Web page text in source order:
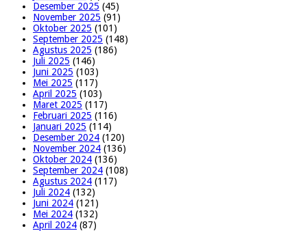
Desember 2025 (45)
November 2025 (91)
Oktober 2025 (101)
September 2025 (148)
Agustus 2025 (186)
Juli 2025 (146)
Juni 2025 (103)
Mei 2025 (117)
April 2025 (103)
Maret 2025 (117)
Februari 2025 (116)
Januari 2025 (114)
Desember 2024 (120)
November 2024 (136)
Oktober 2024 (136)
September 2024 (108)
Agustus 2024 (117)
Juli 2024 (132)
Juni 2024 (121)
Mei 2024 (132)
April 2024 (87)